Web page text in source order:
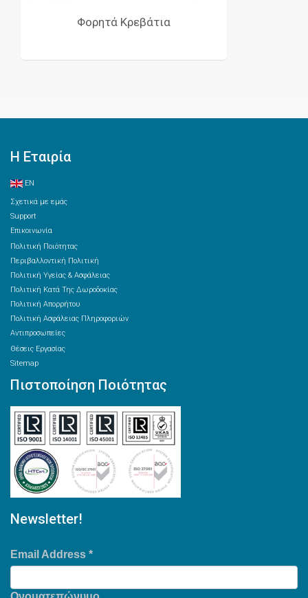
Φορητά Κρεβάτια
Η Εταιρία
EN
Σχετικά με εμάς
Support
Επικοινωνία
Πολιτική Ποιότητας
Περιβαλλοντική Πολιτική
Πολιτική Υγείας & Ασφάλειας
Πολιτική Κατά Της Δωροδοκίας
Πολιτική Απορρήτου
Πολιτική Ασφάλειας Πληροφοριών
Αντιπροσωπείες
Θέσεις Εργασίας
Sitemap
Πιστοποίηση Ποιότητας
Newsletter!
Email Address *